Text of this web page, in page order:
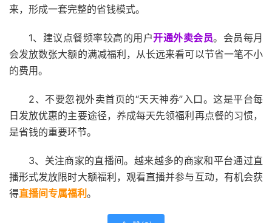
来，形成一套完整的省钱模式。
1、建议点餐频率较高的用户开通外卖会员。会员每月
会发放数张大额的满减福利，从长远来看可以节省一笔不小
的费用。
2、不要忽视外卖首页的“天天神券”入口。这是平台每
日发放优惠的主要途径，养成每天先领福利再点餐的习惯，
是省钱的重要环节。
3、关注商家的直播间。越来越多的商家和平台通过直
播形式发放限时大额福利，观看直播并参与互动，有机会获
得直播间专属福利 。